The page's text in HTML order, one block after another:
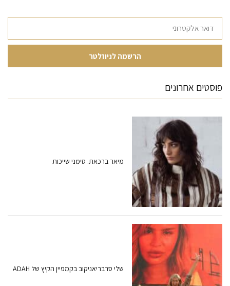
פוסטים אחרונים
מיאר ברכאת. סימני שייכות
שלי סרבריאניקוב בקמפיין הקיץ של ADAH